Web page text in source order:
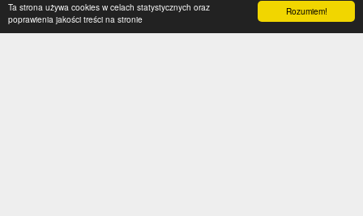
Rozumiem!
Ta strona używa cookies w celach statystycznych oraz
poprawienia jakości treści na stronie